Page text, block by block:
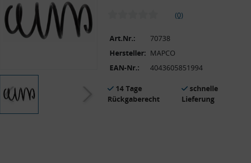
(0)
Art.Nr.:
70738
Hersteller: MAPCO
EAN-Nr.:
4043605851994
14 Tage
Rückgaberecht
schnelle
Lieferung